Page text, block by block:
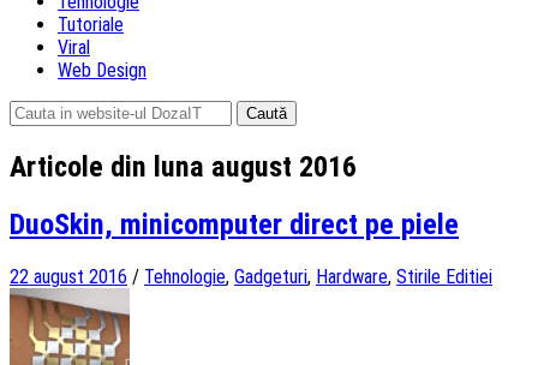
Tutoriale
Viral
Web Design
Caută
după:
Articole din luna august 2016
DuoSkin, minicomputer direct pe piele
22 august 2016 / Tehnologie, Gadgeturi, Hardware, Stirile Editiei